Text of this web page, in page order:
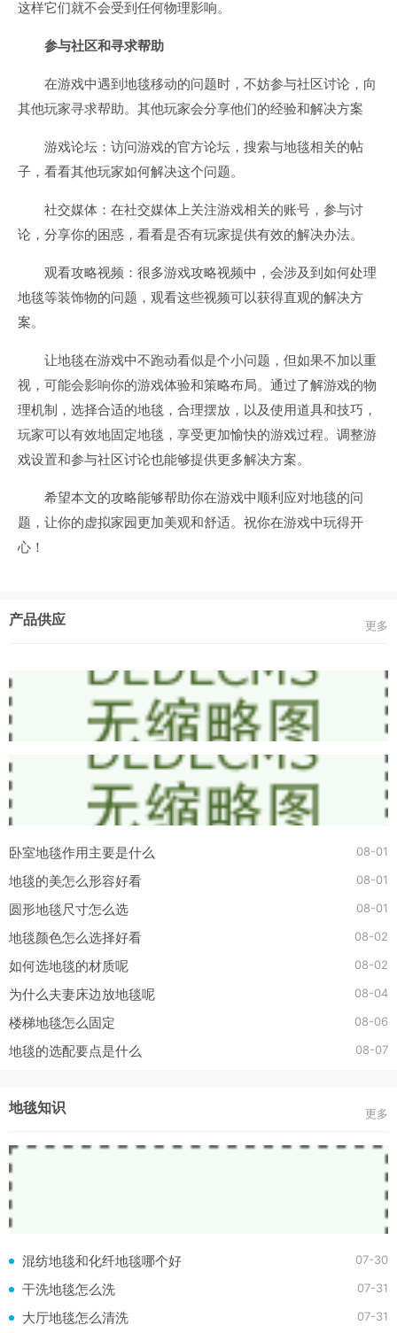
这样它们就不会受到任何物理影响。
参与社区和寻求帮助
在游戏中遇到地毯移动的问题时，不妨参与社区讨论，向
其他玩家寻求帮助。其他玩家会分享他们的经验和解决方案
游戏论坛：访问游戏的官方论坛，搜索与地毯相关的帖
子，看看其他玩家如何解决这个问题。
社交媒体：在社交媒体上关注游戏相关的账号，参与讨
论，分享你的困惑，看看是否有玩家提供有效的解决办法。
观看攻略视频：很多游戏攻略视频中，会涉及到如何处理
地毯等装饰物的问题，观看这些视频可以获得直观的解决方
案。
让地毯在游戏中不跑动看似是个小问题，但如果不加以重
视，可能会影响你的游戏体验和策略布局。通过了解游戏的物
理机制，选择合适的地毯，合理摆放，以及使用道具和技巧，
玩家可以有效地固定地毯，享受更加愉快的游戏过程。调整游
戏设置和参与社区讨论也能够提供更多解决方案。
希望本文的攻略能够帮助你在游戏中顺利应对地毯的问
题，让你的虚拟家园更加美观和舒适。祝你在游戏中玩得开
心！
产品供应 更多
卧室地毯作用主要是什么 08-01
地毯的美怎么形容好看 08-01
圆形地毯尺寸怎么选 08-01
地毯颜色怎么选择好看 08-02
如何选地毯的材质呢 08-02
为什么夫妻床边放地毯呢 08-04
楼梯地毯怎么固定 08-06
地毯的选配要点是什么 08-07
地毯知识 更多
混纺地毯和化纤地毯哪个好 07-30
干洗地毯怎么洗 07-31
大厅地毯怎么清洗 07-31